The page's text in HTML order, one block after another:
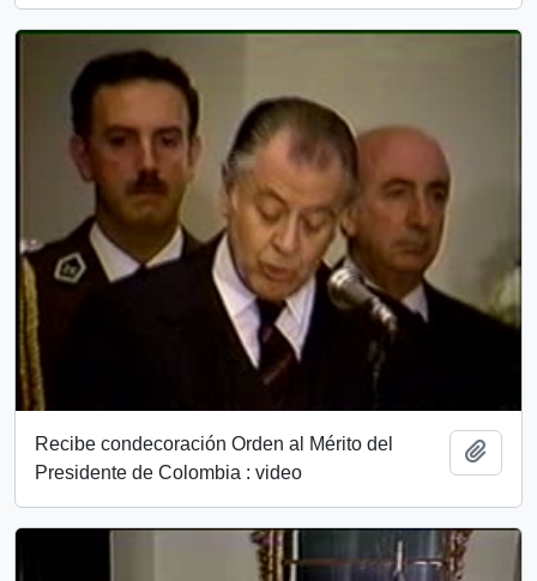
Recibe condecoración Orden al Mérito del
Presidente de Colombia : video